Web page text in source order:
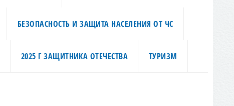
БЕЗОПАСНОСТЬ И ЗАЩИТА НАСЕЛЕНИЯ ОТ ЧС
2025 Г ЗАЩИТНИКА ОТЕЧЕСТВА ТУРИЗМ